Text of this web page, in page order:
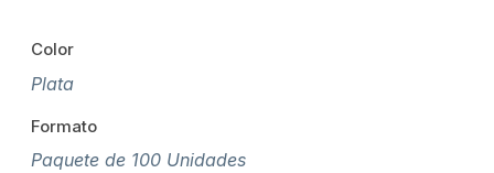
Color
Plata
Formato
Paquete de 100 Unidades